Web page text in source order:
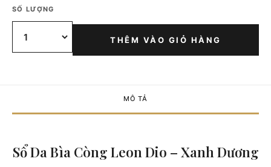
SỐ LƯỢNG
THÊM VÀO GIỎ HÀNG
MÔ TẢ
Sổ Da Bìa Còng Leon Dio – Xanh Dương